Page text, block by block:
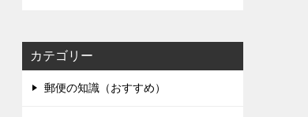
カテゴリー
郵便の知識（おすすめ）